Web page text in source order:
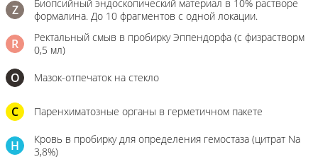
Z
Биопсийный эндоскопический материал в 10% растворе
формалина. До 10 фрагментов с одной локации.
R
Ректальный смыв в пробирку Эппендорфа (с физрастворм
0,5 мл)
О Мазок-отпечаток на стекло
C Паренхиматозные органы в герметичном пакете
H
Кровь в пробирку для определения гемостаза (цитрат Na
3,8%)